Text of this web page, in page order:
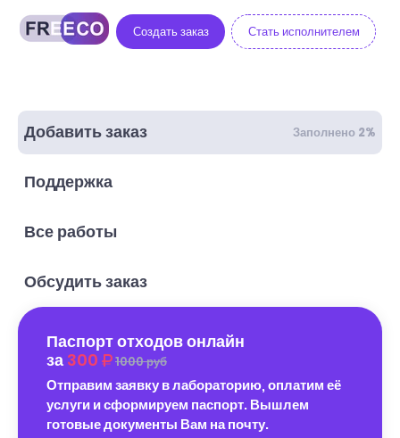
Создать заказ Стать исполнителем
Добавить заказ Заполнено 2%
Поддержка
Все работы
Обсудить заказ
Паспорт отходов онлайн
за 300 1000 руб
Отправим заявку в лабораторию, оплатим её
услуги и сформируем паспорт. Вышлем
готовые документы Вам на почту.